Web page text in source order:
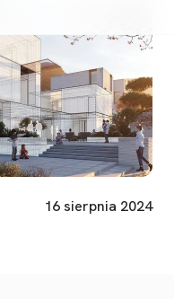
16 sierpnia 2024